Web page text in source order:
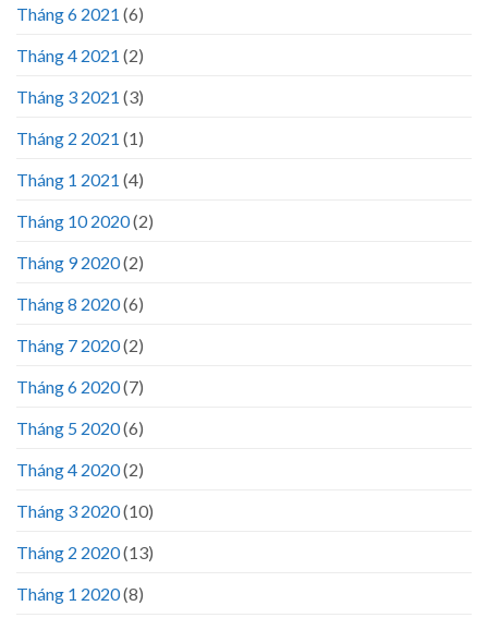
Tháng 6 2021 (6)
Tháng 4 2021 (2)
Tháng 3 2021 (3)
Tháng 2 2021 (1)
Tháng 1 2021 (4)
Tháng 10 2020(2)
Tháng 9 2020(2)
Tháng 8 2020(6)
Tháng 7 2020(2)
Tháng 6 2020(7)
Tháng 5 2020(6)
Tháng 4 2020(2)
Tháng 3 2020(10)
Tháng 2 2020(13)
Tháng 1 2020(8)